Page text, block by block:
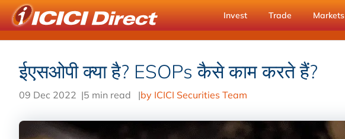
Invest Trade Markets
ईएसओपी क्या है? ESOPs कैसे काम करते हैं?
09 Dec 2022 |5 min read |by ICICI Securities Team